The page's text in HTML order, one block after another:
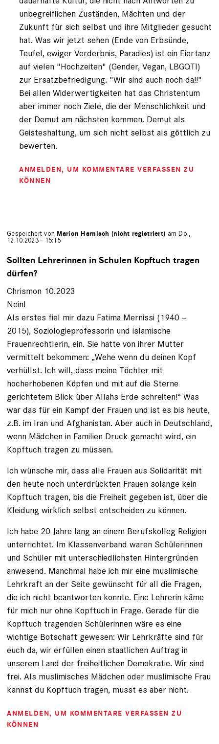
unbegreiflichen Zuständen, Mächten und der
Zukunft für sich selbst und ihre Mitglieder gesucht
hat. Was wir jetzt sehen (Ende von Erbsünde,
Teufel, ewiger Verderbnis, Paradies) ist ein Eiertanz
auf vielen "Hochzeiten" (Gender, Vegan, LBGQTI)
zur Ersatzbefriedigung. "Wir sind auch noch da!!"
Bei allen Widerwertigkeiten hat das Christentum
aber immer noch Ziele, die der Menschlichkeit und
der Demut am nächsten kommen. Demut als
Geisteshaltung, um sich nicht selbst als göttlich zu
bewerten.
ANMELDEN, UM KOMMENTARE VERFASSEN ZU
KÖNNEN
Gespeichert von Marion Harnisch (nicht registriert) am Do.,
12.10.2023 - 15:15
Sollten Lehrerinnen in Schulen Kopftuch tragen
dürfen?
Chrismon 10.2023
Nein!
Als erstes fiel mir dazu Fatima Mernissi (1940 –
2015), Soziologieprofessorin und islamische
Frauenrechtlerin, ein. Sie hatte von ihrer Mutter
vermittelt bekommen: „Wehe wenn du deinen Kopf
verhüllst. Ich will, dass meine Töchter mit
hocherhobenen Köpfen und mit auf die Sterne
gerichtetem Blick über Allahs Erde schreiten!“ Was
war das für ein Kampf der Frauen und ist es bis heute,
z.B. im Iran und Afghanistan. Aber auch in Deutschland,
wenn Mädchen in Familien Druck gemacht wird, ein
Kopftuch tragen zu müssen.
Ich wünsche mir, dass alle Frauen aus Solidarität mit
den heute noch unterdrückten Frauen solange kein
Kopftuch tragen, bis die Freiheit gegeben ist, über die
Kleidung wirklich selbst entscheiden zu können.
Ich habe 20 Jahre lang an einem Berufskolleg Religion
unterrichtet. Im Klassenverband waren Schülerinnen
und Schüler mit unterschiedlichsten Hintergründen
anwesend. Manchmal habe ich mir eine muslimische
Lehrkraft an der Seite gewünscht für all die Fragen,
die ich nicht beantworten konnte. Eine Lehrerin käme
für mich nur ohne Kopftuch in Frage. Gerade für die
Kopftuch tragenden Schülerinnen wäre es eine
wichtige Botschaft gewesen: Wir Lehrkräfte sind für
euch da, wir erfüllen einen staatlichen Auftrag in
unserem Land der freiheitlichen Demokratie. Wir sind
frei. Als muslimisches Mädchen oder muslimische Frau
kannst du Kopftuch tragen, musst es aber nicht.
ANMELDEN, UM KOMMENTARE VERFASSEN ZU
KÖNNEN